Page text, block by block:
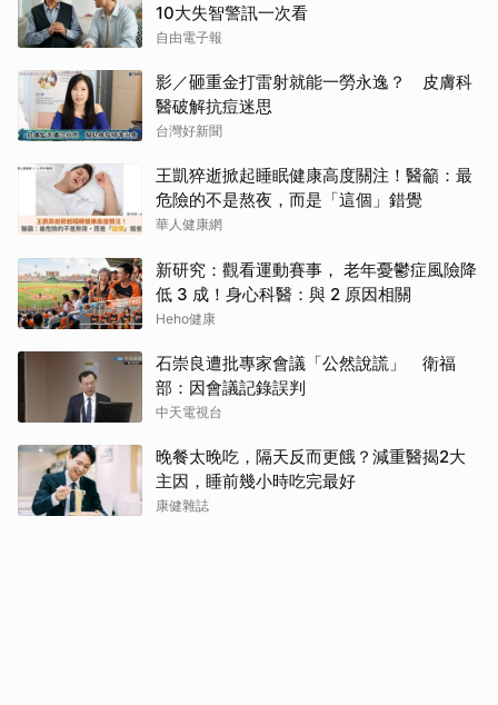
10大失智警訊一次看
自由電子報
影／砸重金打雷射就能一勞永逸？ 皮膚科
醫破解抗痘迷思
台灣好新聞
王凱猝逝掀起睡眠健康高度關注！醫籲：最
危險的不是熬夜，而是「這個」錯覺
華人健康網
新研究：觀看運動賽事， 老年憂鬱症風險降
低 3 成！身心科醫：與 2 原因相關
Heho健康
石崇良遭批專家會議「公然說謊」 衛福
部：因會議記錄誤判
中天電視台
晚餐太晚吃，隔天反而更餓？減重醫揭2大
主因，睡前幾小時吃完最好
康健雜誌